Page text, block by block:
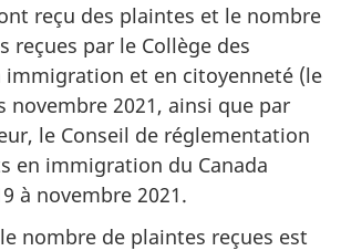
reçu des plaintes et le nombre
reçues par le Collège des
immigration et en citoyenneté (le
novembre 2021, ainsi que par
le Conseil de réglementation
en immigration du Canada
à novembre 2021.
nombre de plaintes reçues est